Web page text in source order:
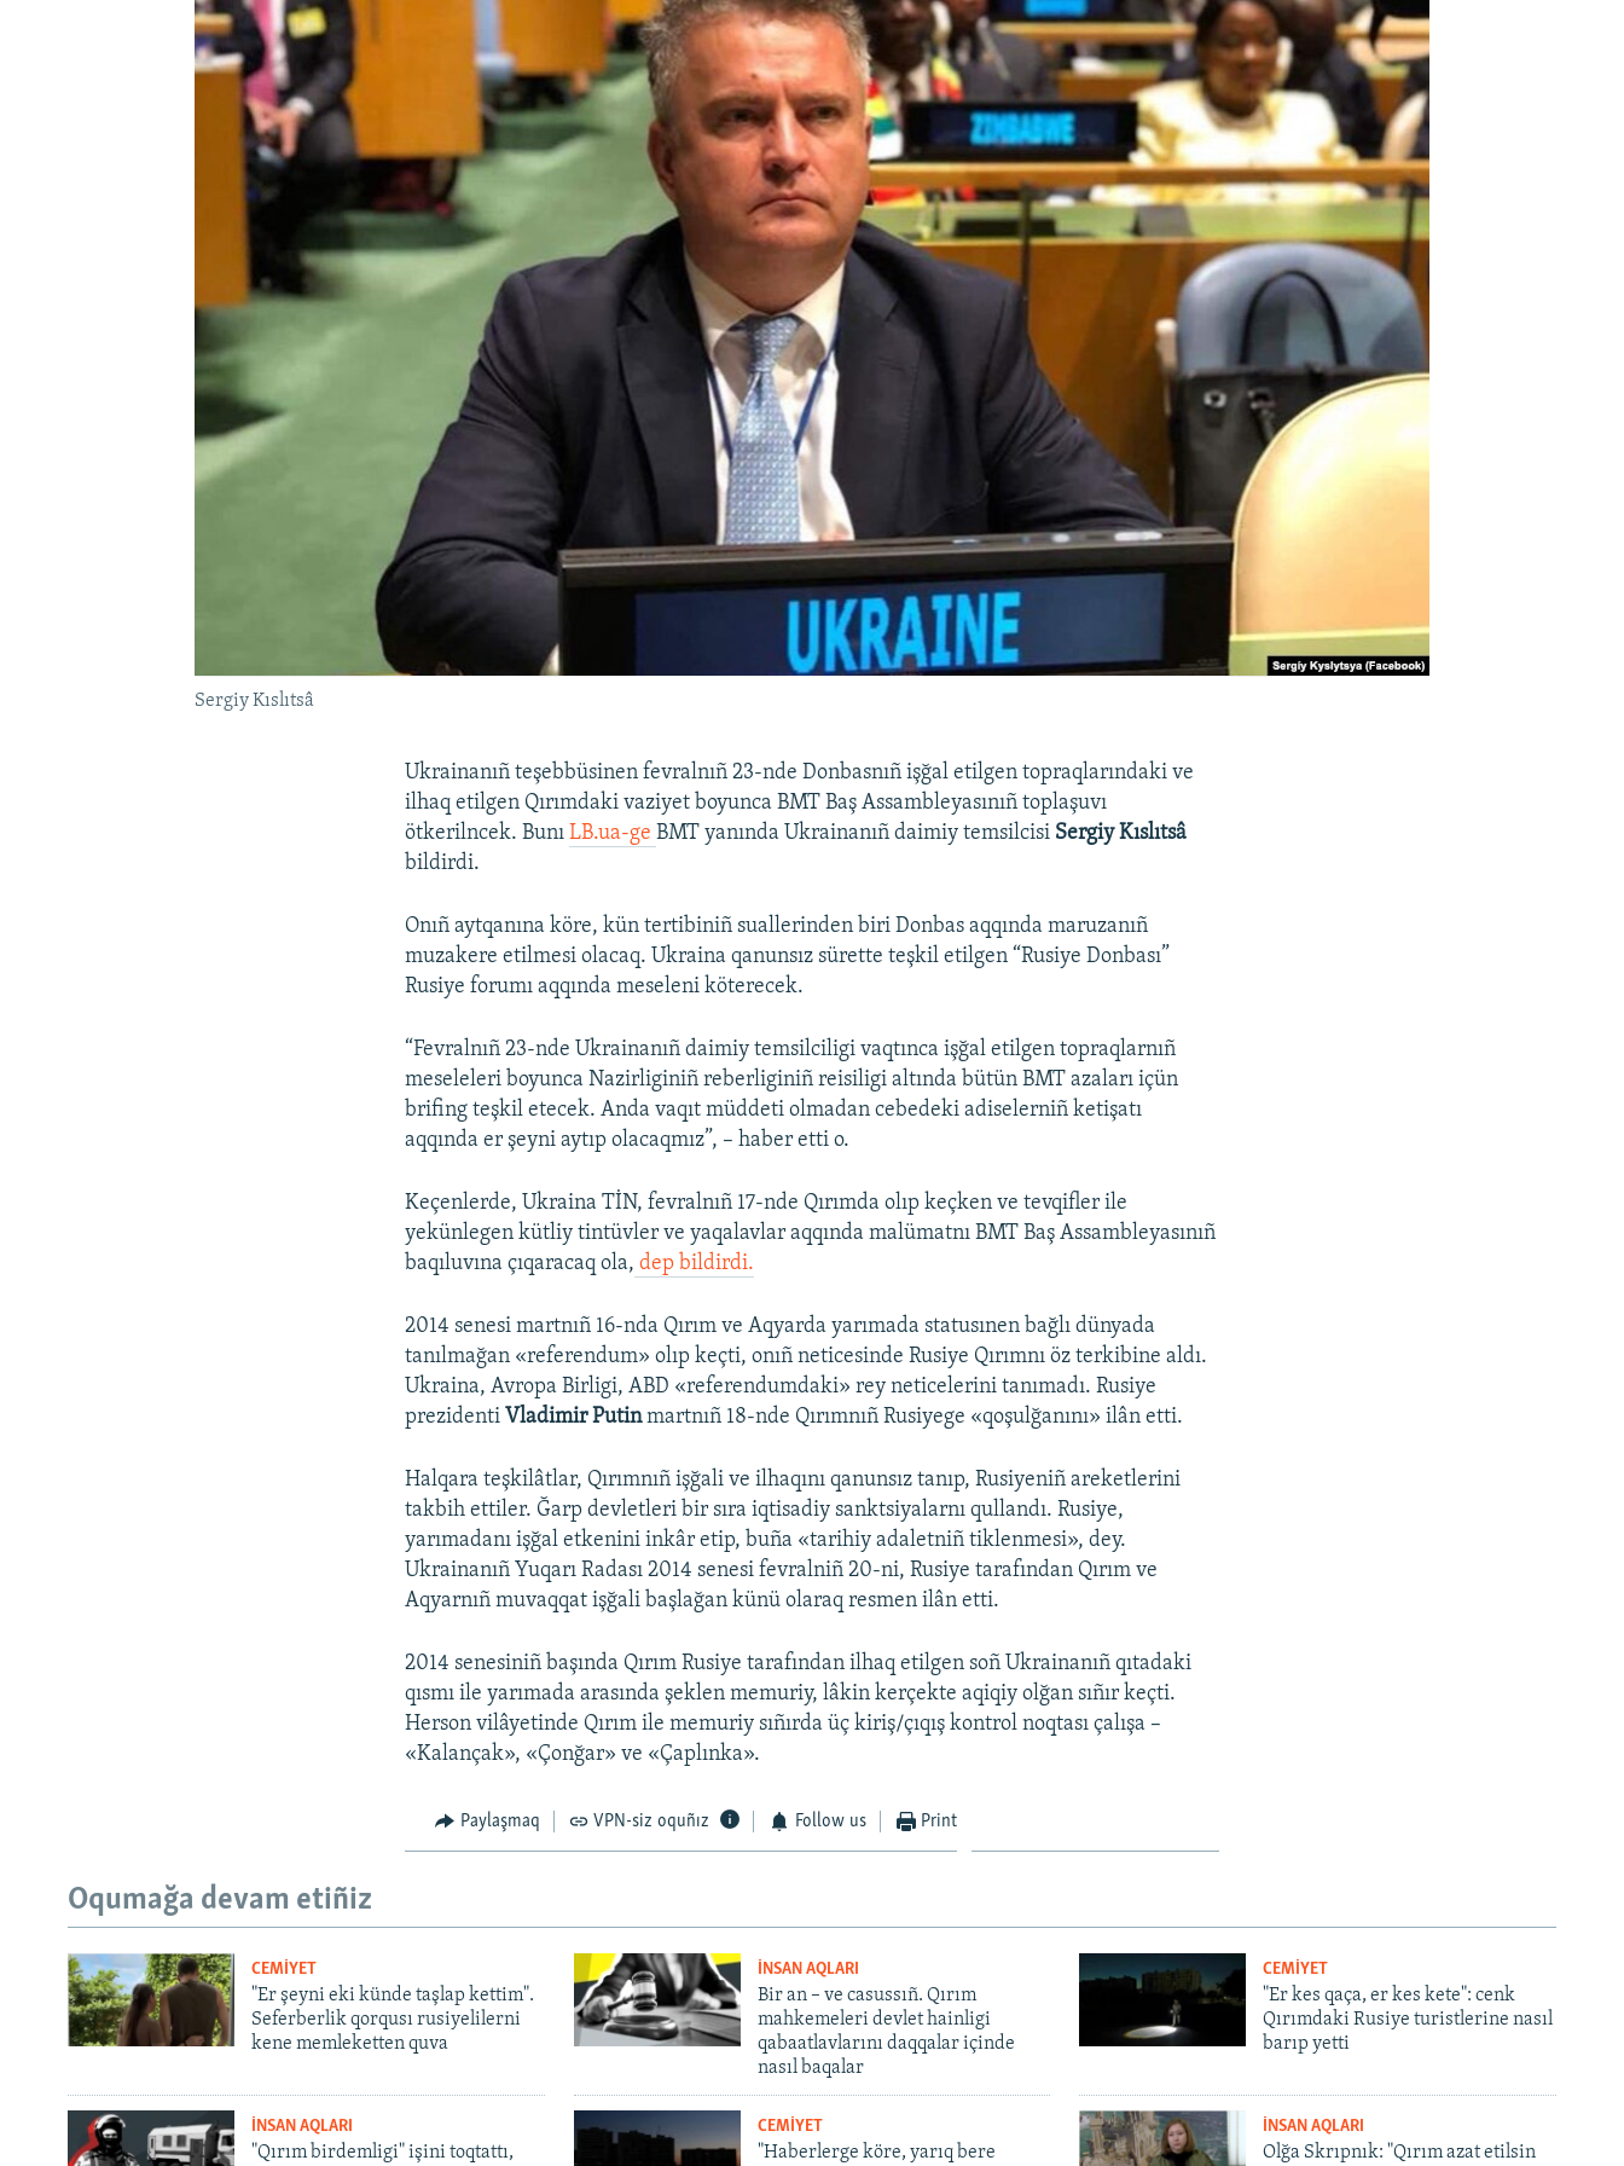
Sergiy Kıslıtsâ
Ukrainanıñ teşebbüsinen fevralnıñ 23-nde Donbasnıñ işğal etilgen topraqlarındaki ve
ilhaq etilgen Qırımdaki vaziyet boyunca BMT Baş Assambleyasınıñ toplaşuvı
ötkerilncek. BunıLB.ua-geBMT yanında Ukrainanıñ daimiy temsilcisi Sergiy Kıslıtsâ
bildirdi.
Onıñ aytqanına köre, kün tertibiniñ suallerinden biri Donbas aqqında maruzanıñ
muzakere etilmesi olacaq. Ukraina qanunsız sürette teşkil etilgen “Rusiye Donbası”
Rusiye forumı aqqında meseleni köterecek.
“Fevralnıñ 23-nde Ukrainanıñ daimiy temsilciligi vaqtınca işğal etilgen topraqlarnıñ
meseleleri boyunca Nazirliginiñ reberliginiñ reisiligi altında bütün BMT azaları içün
brifing teşkil etecek. Anda vaqıt müddeti olmadan cebedeki adiselerniñ ketişatı
aqqında er şeyni aytıp olacaqmız”, – haber etti o.
Keçenlerde, Ukraina TİN, fevralnıñ 17-nde Qırımda olıp keçken ve tevqifler ile
yekünlegen kütliy tintüvler ve yaqalavlar aqqında malümatnı BMT Baş Assambleyasınıñ
baqıluvına çıqaracaq ola, dep bildirdi.
2014 senesi martnıñ 16-nda Qırım ve Aqyarda yarımada statusınen bağlı dünyada
tanılmağan «referendum» olıp keçti, onıñ neticesinde Rusiye Qırımnı öz terkibine aldı.
Ukraina, Avropa Birligi, ABD «referendumdaki» rey neticelerini tanımadı. Rusiye
prezidenti Vladimir Putinmartnıñ 18-nde Qırımnıñ Rusiyege «qoşulğanını» ilân etti.
Halqara teşkilâtlar, Qırımnıñ işğali ve ilhaqını qanunsız tanıp, Rusiyeniñ areketlerini
takbih ettiler. Ğarp devletleri bir sıra iqtisadiy sanktsiyalarnı qullandı. Rusiye,
yarımadanı işğal etkenini inkâr etip, buña «tarihiy adaletniñ tiklenmesi», dey.
Ukrainanıñ Yuqarı Radası 2014 senesi fevralniñ 20-ni, Rusiye tarafından Qırım ve
Aqyarnıñ muvaqqat işğali başlağan künü olaraq resmen ilân etti.
2014 senesiniñ başında Qırım Rusiye tarafından ilhaq etilgen soñ Ukrainanıñ qıtadaki
qısmı ile yarımada arasında şeklen memuriy, lâkin kerçekte aqiqiy olğan sıñır keçti.
Herson vilâyetinde Qırım ile memuriy sıñırda üç kiriş/çıqış kontrol noqtası çalışa –
«Kalançak», «Çonğar» ve «Çaplınka».
Paylaşmaq VPN-siz oquñız Follow us Print
Oqumağa devam etiñiz
CEMİYET
"Er şeyni eki künde taşlap kettim".
Seferberlik qorqusı rusiyelilerni
kene memleketten quva
İNSAN AQLARI
Bir an – ve casussıñ. Qırım
mahkemeleri devlet hainligi
qabaatlavlarını daqqalar içinde
nasıl baqalar
CEMİYET
"Er kes qaça, er kes kete": cenk
Qırımdaki Rusiye turistlerine nasıl
barıp yetti
İNSAN AQLARI
"Qırım birdemligi" işini toqtattı,
CEMİYET
"Haberlerge köre, yarıq bere
İNSAN AQLARI
Olğa Skrıpnık: "Qırım azat etilsin